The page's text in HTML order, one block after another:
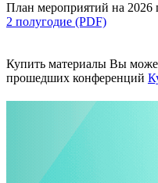
План мероприятий на 2026
2 полугодие (PDF)
Купить материалы Вы
прошедших конференций